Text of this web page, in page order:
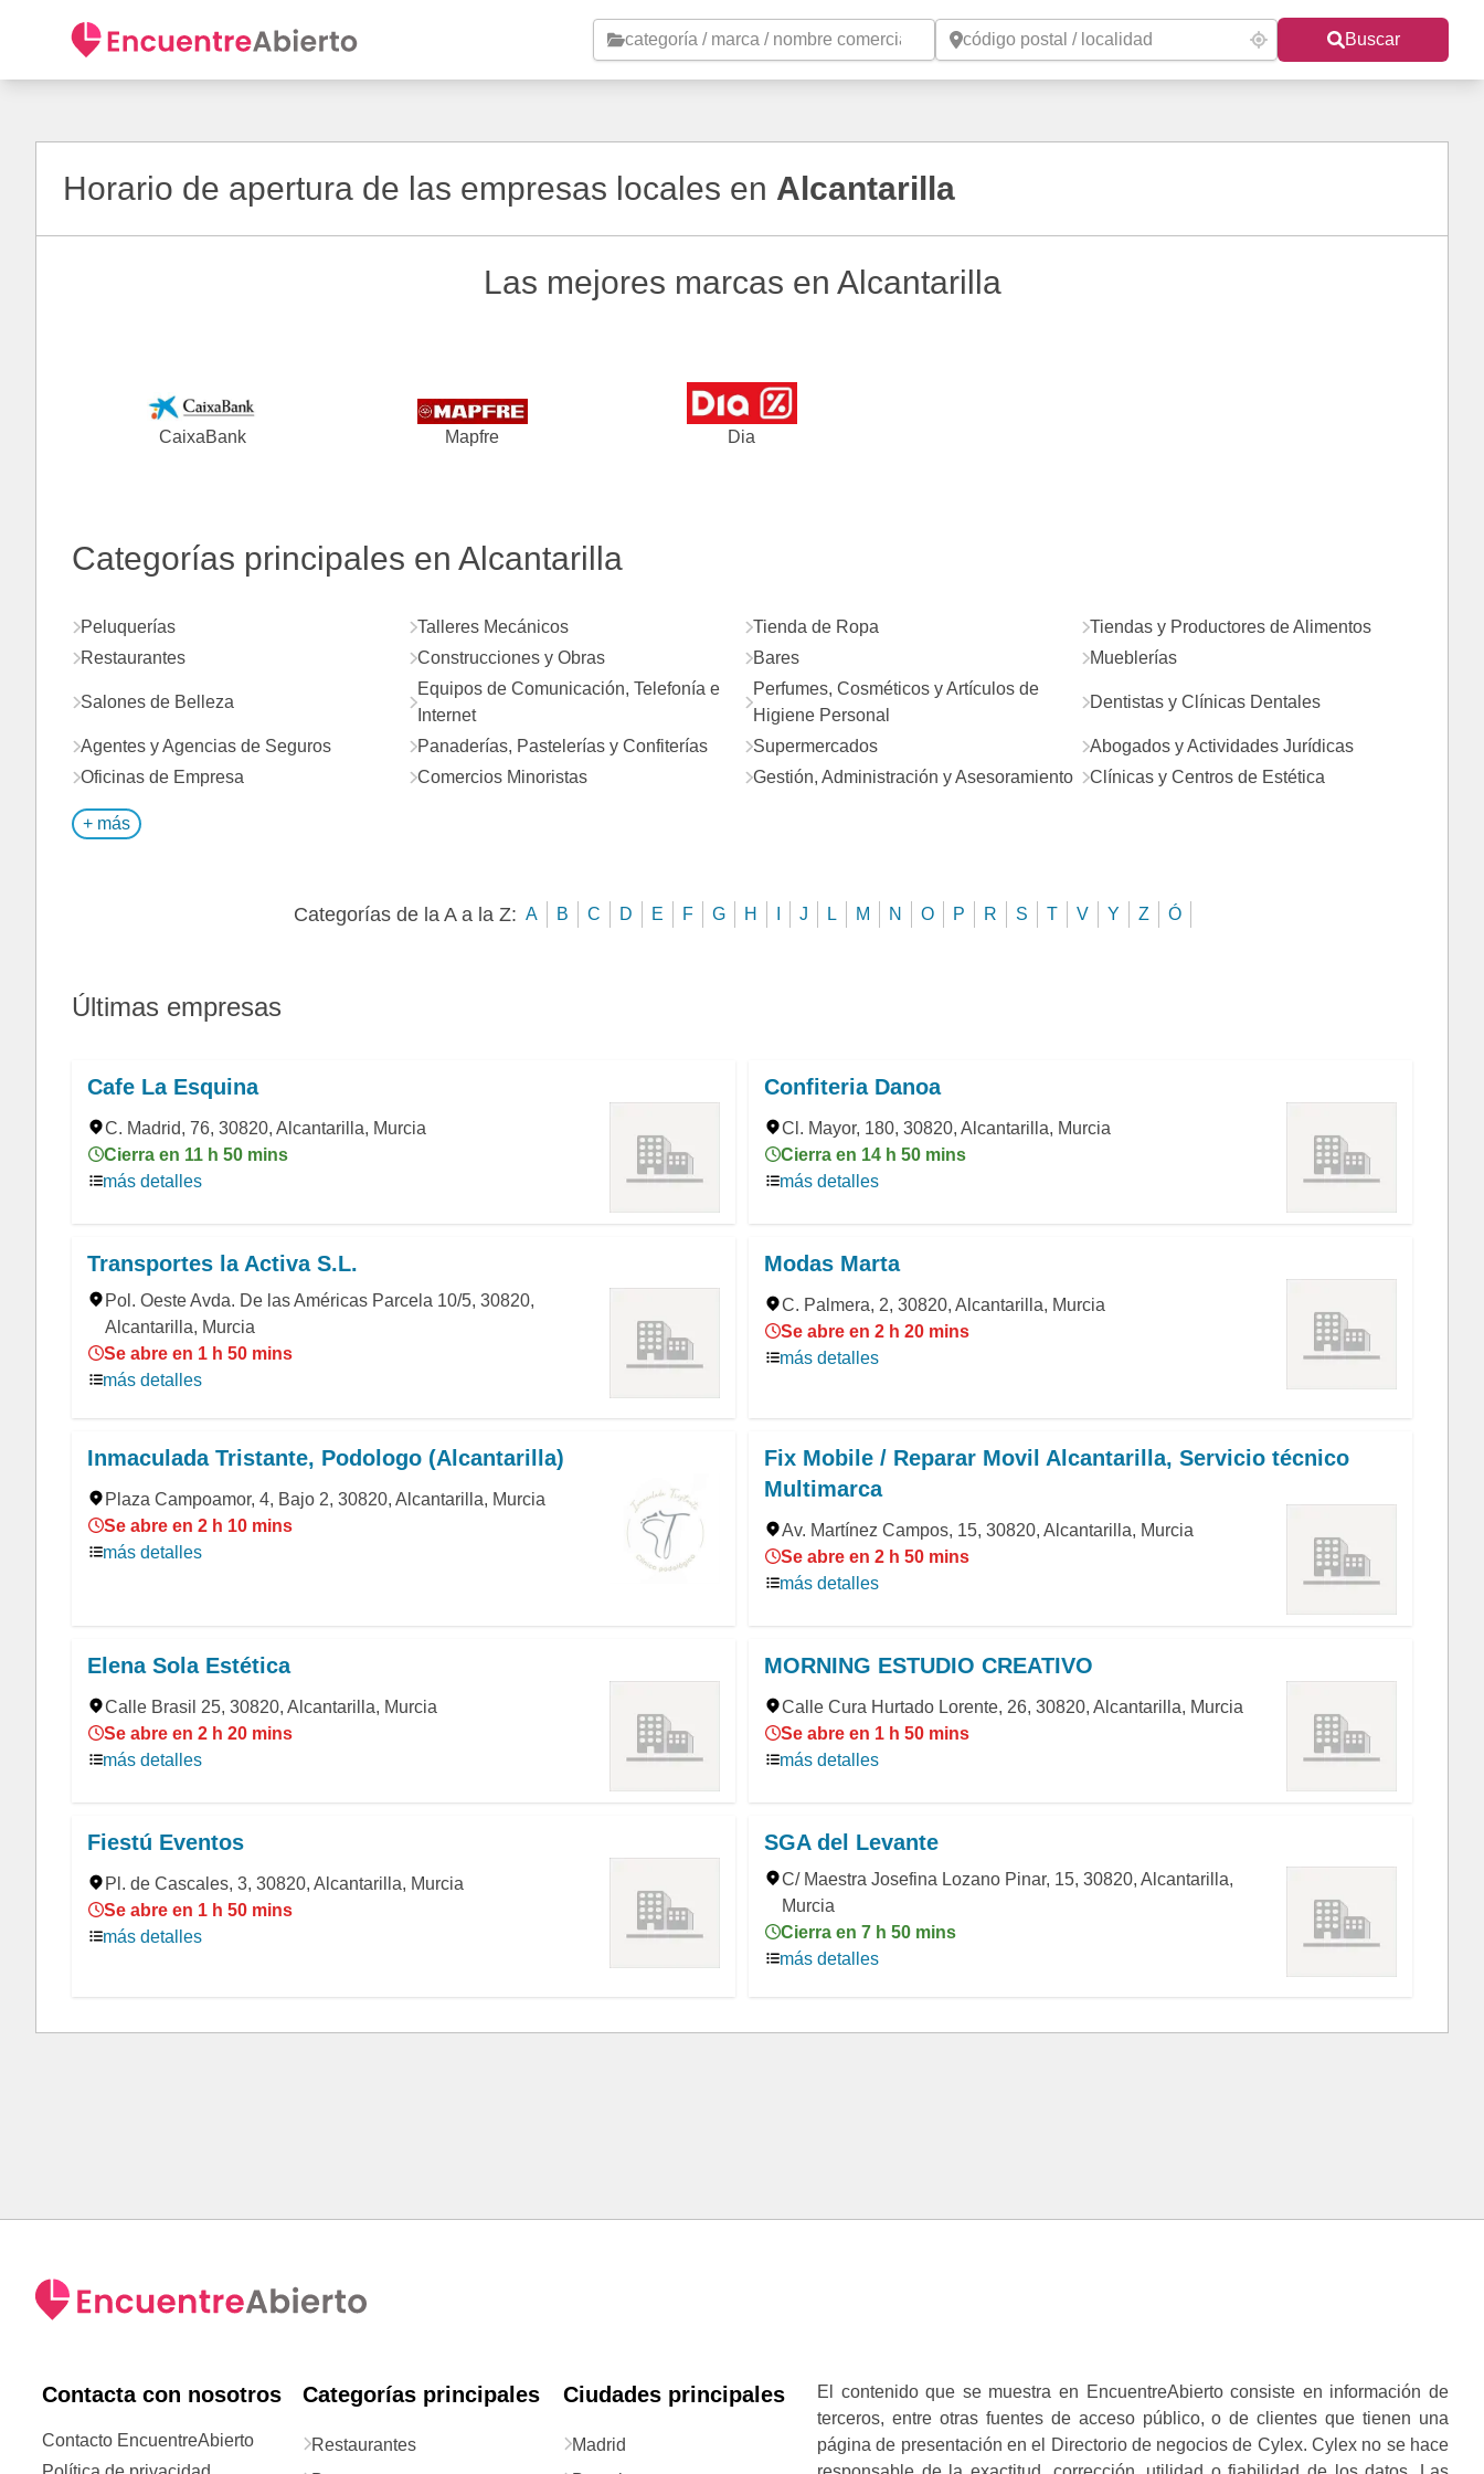
Buscar
Horario de apertura de las empresas locales en Alcantarilla
Las mejores marcas en Alcantarilla
CaixaBank Mapfre Dia
Categorías principales en Alcantarilla
Peluquerías Talleres Mecánicos Tienda de Ropa
Tiendas y Productores de Alimentos
Restaurantes
Construcciones y Obras Bares Mueblerías
Salones de Belleza
Equipos de Comunicación, Telefonía e
Internet
Perfumes, Cosméticos y Artículos de
Higiene Personal
Dentistas y Clínicas Dentales
Agentes y Agencias de Seguros Panaderías, Pastelerías y Confiterías Supermercados
Abogados y Actividades Jurídicas
Oficinas de Empresa
Comercios Minoristas Gestión, Administración y Asesoramiento Clínicas y Centros de Estética
+ más
Categorías de la A a la Z: A B C D E F G H J L M N O P R S T V Y Z Ó
Últimas empresas
Cafe La Esquina
C. Madrid, 76, 30820, Alcantarilla, Murcia
Cierra en 11 h 50 mins
más detalles
Confiteria Danoa
Cl. Mayor, 180, 30820, Alcantarilla, Murcia
Cierra en 14 h 50 mins
más detalles
Transportes la Activa S.L.
Pol. Oeste Avda. De las Américas Parcela 10/5, 30820,
Alcantarilla, Murcia
Se abre en 1 h 50 mins
más detalles
Modas Marta
C. Palmera, 2, 30820, Alcantarilla, Murcia
Se abre en 2 h 20 mins
más detalles
Inmaculada Tristante, Podologo (Alcantarilla)
Plaza Campoamor, 4, Bajo 2, 30820, Alcantarilla, Murcia
Se abre en 2 h 10 mins
más detalles
Fix Mobile / Reparar Movil Alcantarilla, Servicio técnico
Multimarca
Av. Martínez Campos, 15, 30820, Alcantarilla, Murcia
Se abre en 2 h 50 mins
más detalles
Elena Sola Estética
Calle Brasil 25, 30820, Alcantarilla, Murcia
Se abre en 2 h 20 mins
más detalles
MORNING ESTUDIO CREATIVO
Calle Cura Hurtado Lorente, 26, 30820, Alcantarilla, Murcia
Se abre en 1 h 50 mins
más detalles
Fiestú Eventos
Pl. de Cascales, 3, 30820, Alcantarilla, Murcia
Se abre en 1 h 50 mins
más detalles
SGA del Levante
C/ Maestra Josefina Lozano Pinar, 15, 30820, Alcantarilla,
Murcia
Cierra en 7 h 50 mins
más detalles
Contacta con nosotros
Contacto EncuentreAbierto
Categorías principales
Restaurantes
Ciudades principales
Madrid
El contenido que se muestra en EncuentreAbierto consiste en información de
terceros, entre otras fuentes de acceso público, o de clientes que tienen una
página de presentación en el Directorio de negocios de Cylex. Cylex no se hace